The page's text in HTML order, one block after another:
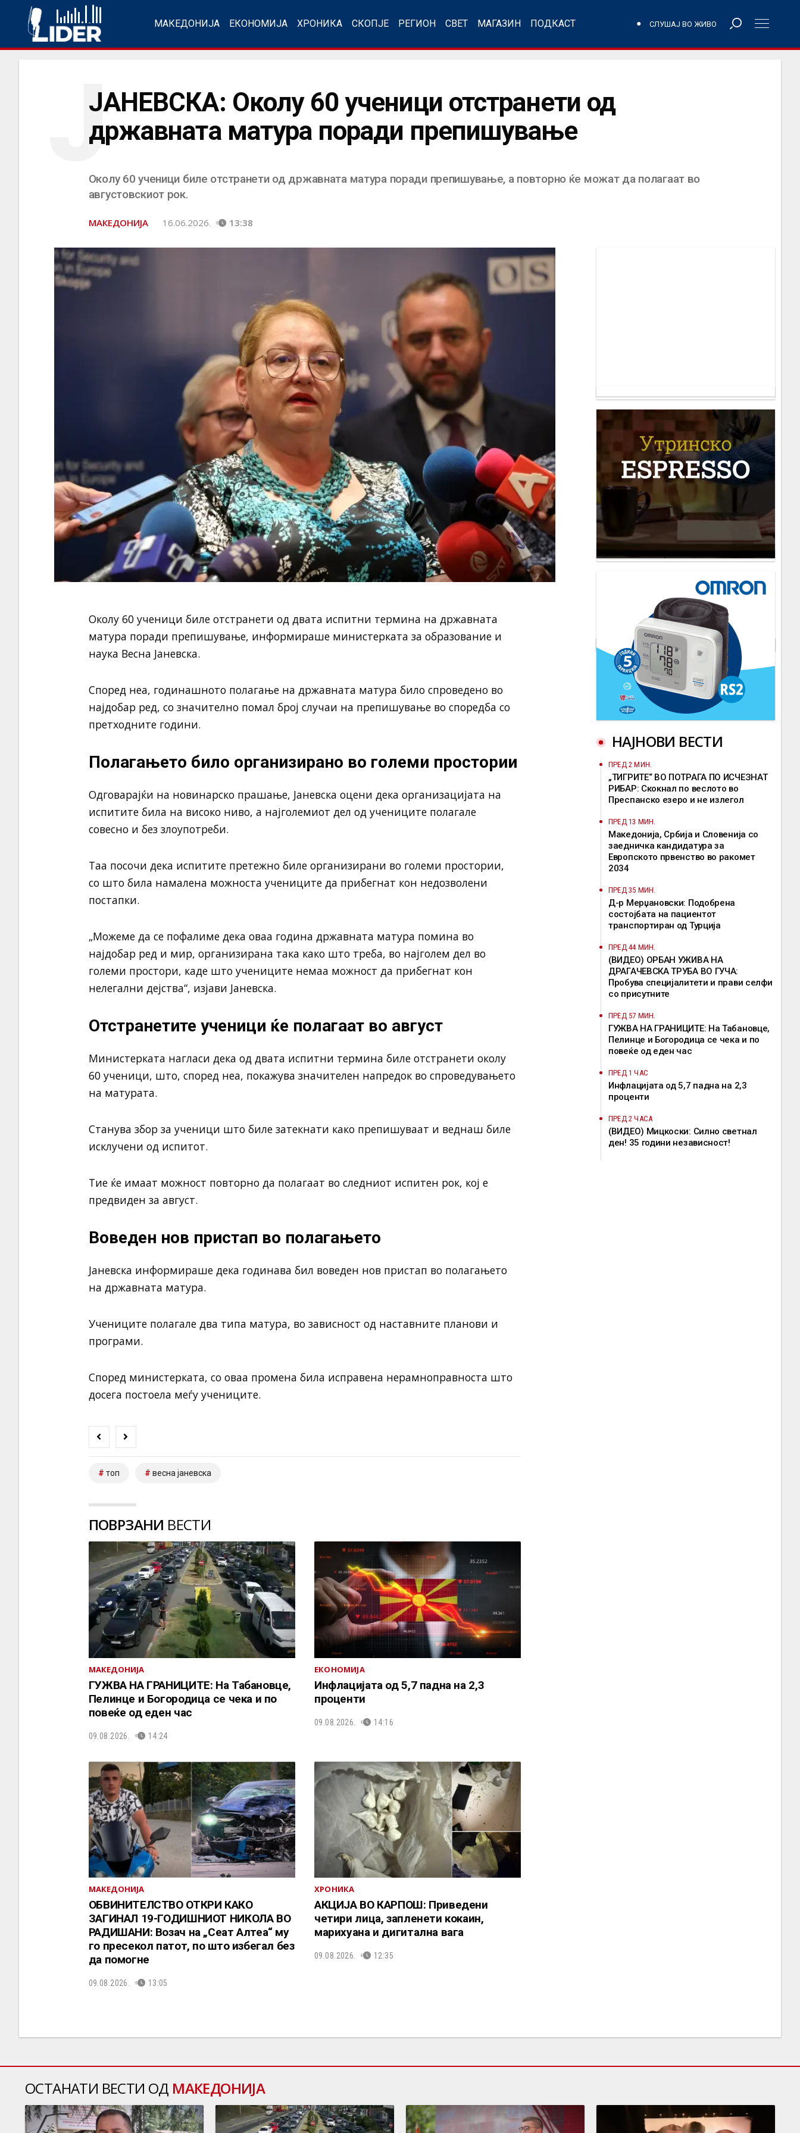
МАКЕДОНИЈА ЕКОНОМИЈА ХРОНИКА СКОПЈЕ РЕГИОН СВЕТ МАГАЗИН ПОДКАСТ СЛУШАЈ ВО ЖИВО
ЈАНЕВСКА: Околу 60 ученици отстранети од
државната матура поради препишување
Ј
Околу 60 ученици биле отстранети од државната матура поради препишување, а повторно ќе можат да полагаат во
августовскиот рок.
МАКЕДОНИЈА 16.06.2026. 13:38
Околу 60 ученици биле отстранети од двата испитни термина на државната
матура поради препишување, информираше министерката за образование и
наука Весна Јаневска.
Според неа, годинашното полагање на државната матура било спроведено во
најдобар ред, со значително помал број случаи на препишување во споредба со
претходните години.
Полагањето било организирано во големи простории
Одговарајќи на новинарско прашање, Јаневска оцени дека организацијата на
испитите била на високо ниво, а најголемиот дел од учениците полагале
совесно и без злоупотреби.
Таа посочи дека испитите претежно биле организирани во големи простории,
со што била намалена можноста учениците да прибегнат кон недозволени
постапки.
„Можеме да се пофалиме дека оваа година државната матура помина во
најдобар ред и мир, организирана така како што треба, во најголем дел во
големи простори, каде што учениците немаа можност да прибегнат кон
нелегални дејства“, изјави Јаневска.
Отстранетите ученици ќе полагаат во август
Министерката нагласи дека од двата испитни термина биле отстранети околу
60 ученици, што, според неа, покажува значителен напредок во спроведувањето
на матурата.
Станува збор за ученици што биле затекнати како препишуваат и веднаш биле
исклучени од испитот.
Тие ќе имаат можност повторно да полагаат во следниот испитен рок, кој е
предвиден за август.
Воведен нов пристап во полагањето
Јаневска информираше дека годинава бил воведен нов пристап во полагањето
на државната матура.
Учениците полагале два типа матура, во зависност од наставните планови и
програми.
Според министерката, со оваа промена била исправена нерамноправноста што
досега постоела меѓу учениците.
топ весна јаневска
ПОВРЗАНИ ВЕСТИ
МАКЕДОНИЈА
ГУЖВА НА ГРАНИЦИТЕ: На Табановце,
Пелинце и Богородица се чека и по
повеќе од еден час
09.08.2026. 14:24
ЕКОНОМИЈА
Инфлацијата од 5,7 падна на 2,3
проценти
09.08.2026. 14:16
МАКЕДОНИЈА
ОБВИНИТЕЛСТВО ОТКРИ КАКО
ЗАГИНАЛ 19-ГОДИШНИОТ НИКОЛА ВО
РАДИШАНИ: Возач на „Сеат Алтеа“ му
го пресекол патот, по што избегал без
да помогне
09.08.2026. 13:05
ХРОНИКА
АКЦИЈА ВО КАРПОШ: Приведени
четири лица, запленети кокаин,
марихуана и дигитална вага
09.08.2026. 12:35
НАЈНОВИ ВЕСТИ
ПРЕД 2 МИН.
„ТИГРИТЕ“ ВО ПОТРАГА ПО ИСЧЕЗНАТ
РИБАР: Скокнал по веслото во
Преспанско езеро и не излегол
ПРЕД 13 МИН.
Македонија, Србија и Словенија со
заедничка кандидатура за
Европското првенство во ракомет
2034
ПРЕД 35 МИН.
Д-р Мерџановски: Подобрена
состојбата на пациентот
транспортиран од Турција
ПРЕД 44 МИН.
(ВИДЕО) ОРБАН УЖИВА НА
ДРАГАЧЕВСКА ТРУБА ВО ГУЧА:
Пробува специјалитети и прави селфи
со присутните
ПРЕД 57 МИН.
ГУЖВА НА ГРАНИЦИТЕ: На Табановце,
Пелинце и Богородица се чека и по
повеќе од еден час
ПРЕД 1 ЧАС
Инфлацијата од 5,7 падна на 2,3
проценти
ПРЕД 2 ЧАСА
(ВИДЕО) Мицкоски: Силно светнал
ден! 35 години независност!
ОСТАНАТИ ВЕСТИ ОД МАКЕДОНИЈА